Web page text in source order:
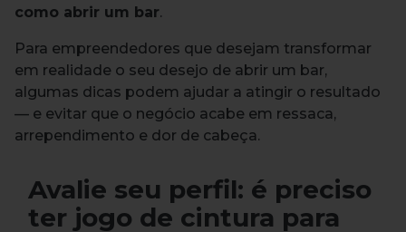
como abrir um bar.
Para empreendedores que desejam transformar
em realidade o seu desejo de abrir um bar,
algumas dicas podem ajudar a atingir o resultado
— e evitar que o negócio acabe em ressaca,
arrependimento e dor de cabeça.
Avalie seu perfil: é preciso
ter jogo de cintura para